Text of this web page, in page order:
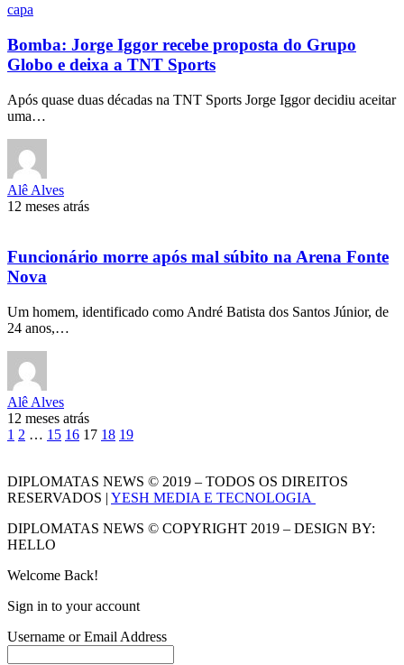
capa
Bomba: Jorge Iggor recebe proposta do Grupo
Globo e deixa a TNT Sports
Após quase duas décadas na TNT Sports Jorge Iggor decidiu aceitar
uma…
Alê Alves
12 meses atrás
Funcionário morre após mal súbito na Arena Fonte
Nova
Um homem, identificado como André Batista dos Santos Júnior, de
24 anos,…
Alê Alves
12 meses atrás
1 2 … 15 16 17 18 19
DIPLOMATAS NEWS © 2019 – TODOS OS DIREITOS
RESERVADOS | YESH MEDIA E TECNOLOGIA
DIPLOMATAS NEWS © COPYRIGHT 2019 – DESIGN BY:
HELLO
Welcome Back!
Sign in to your account
Username or Email Address